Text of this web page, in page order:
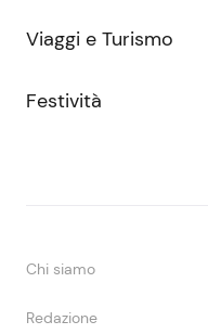
Viaggi e Turismo
Festività
Chi siamo
Redazione